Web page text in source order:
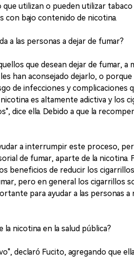
que utilizan o pueden utilizar
con bajo contenido de nicotina.
a las personas a dejar de fumar?
que desean dejar de fumar, a
han aconsejado dejarlo, o
de infecciones y complicaciones
es altamente adictiva y los
dice ella. Debido a que la
a interrumpir este proceso,
de fumar, aparte de la nicotina.
beneficios de reducir los
pero en general los cigarrillos
para ayudar a las personas
nicotina en la salud pública?
declaró Fucito, agregando que